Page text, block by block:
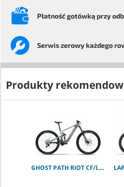
Płatność gotówką przy
Serwiszerowy każdego
Produkty
GHOST PATH RIOT CF/LC Advanced M